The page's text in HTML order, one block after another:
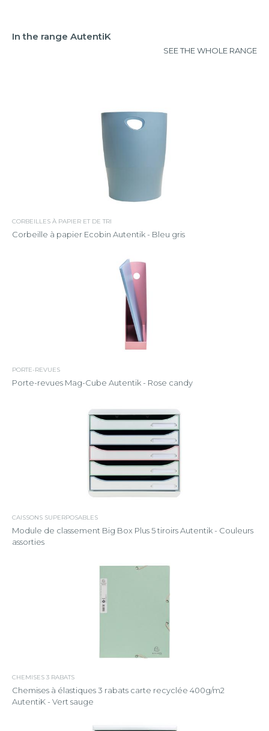
In the range AutentiK
SEE THE WHOLE RANGE
CORBEILLES À PAPIER ET DE TRI
Corbeille à papier Ecobin Autentik - Bleu gris
PORTE-REVUES
Porte-revues Mag-Cube Autentik - Rose candy
CAISSONS SUPERPOSABLES
Module de classement Big Box Plus 5 tiroirs Autentik - Couleurs
assorties
CHEMISES 3 RABATS
Chemises à élastiques 3 rabats carte recyclée 400g/m2
AutentiK - Vert sauge